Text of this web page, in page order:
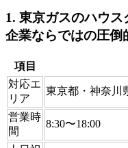
1. 東京ガスのハウ
企業ならではの圧倒
項目
対応エ
リア
東京都・神奈川
営業時
間
8:30〜18:00